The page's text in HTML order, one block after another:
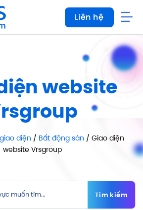
Liên hệ
website
diện / Bất động sản / Giao diện
website Vrsgroup
Tìm kiếm